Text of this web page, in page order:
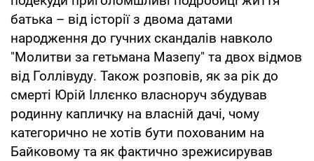
батька – від історії з двома датами
народження до гучних скандалів навколо
"Молитви за гетьмана Мазепу" та двох відмов
від Голлівуду. Також розповів, як за рік до
смерті Юрій Іллєнко власноруч збудував
родинну капличку на власній дачі, чому
категорично не хотів бути похованим на
Байковому та як фактично зрежисирував